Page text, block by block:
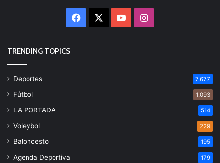
Facebook YouTubeInstagram
TRENDING TOPICS
Deportes 7.677
Fútbol 1.093
LA PORTADA 514
Voleybol 229
Baloncesto 195
Agenda Deportiva 179